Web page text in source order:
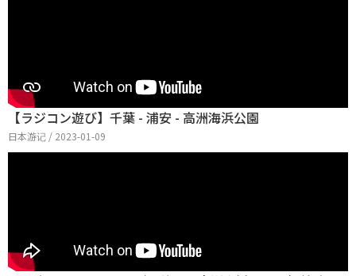
【ラジコン遊び】千葉 - 浦安 - 高洲海浜公園
日本游记 / 2023-01-09